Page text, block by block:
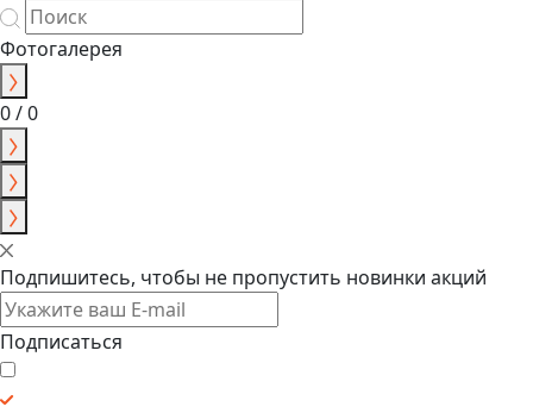
Фотогалерея
0 / 0
Подпишитесь, чтобы не пропустить новинки акций
Подписаться